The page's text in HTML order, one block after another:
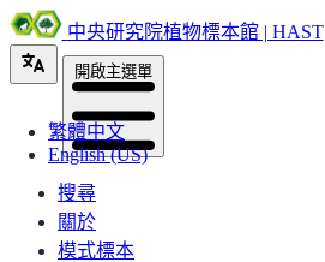
中央研究院植物標本館 | HAST
繁體中文
English (US)
開啟主選單
搜尋
關於
模式標本